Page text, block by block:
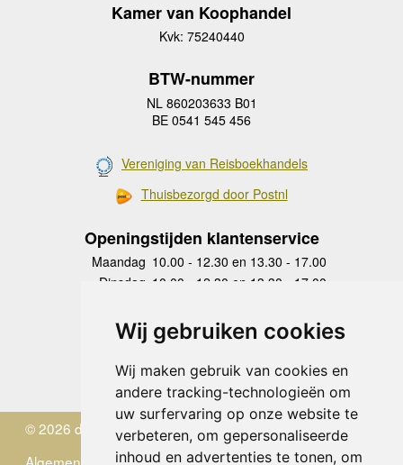
Wij gebruiken cookies
Wij maken gebruik van cookies en
andere tracking-technologieën om
uw surfervaring op onze website te
verbeteren, om gepersonaliseerde
inhoud en advertenties te tonen, om
Kamer van Koophandel
Kvk: 75240440
BTW-nummer
NL 860203633 B01
BE 0541 545 456
Vereniging van Reisboekhandels
Thuisbezorgd door Postnl
Openingstijden klantenservice
Maandag 10.00 - 12.30 en 13.30 - 17.00
Dinsdag 10.00 - 12.30 en 13.30 - 17.00
Donderdag
10.00 - 12.30 en 13.30 - 17.00
Vrijdag 10.00 - 12.30 en 13.30 - 17.00
Zaterdag
gesloten
Zondag gesloten
© 2026 de Zwerver